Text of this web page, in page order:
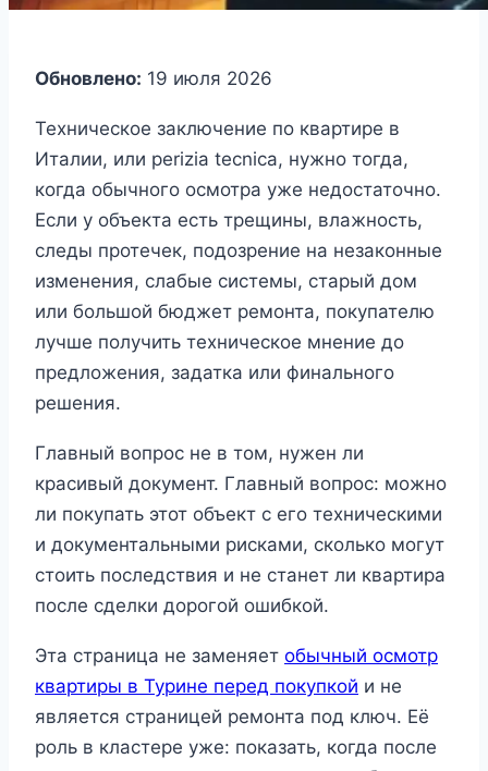
Обновлено: 19 июля 2026
Техническое заключение по квартире в
Италии, или perizia tecnica, нужно тогда,
когда обычного осмотра уже недостаточно.
Если у объекта есть трещины, влажность,
следы протечек, подозрение на незаконные
изменения, слабые системы, старый дом
или большой бюджет ремонта, покупателю
лучше получить техническое мнение до
предложения, задатка или финального
решения.
Главный вопрос не в том, нужен ли
красивый документ. Главный вопрос: можно
ли покупать этот объект с его техническими
и документальными рисками, сколько могут
стоить последствия и не станет ли квартира
после сделки дорогой ошибкой.
Эта страница не заменяет обычный осмотр
квартиры в Турине перед покупкой и не
является страницей ремонта под ключ. Её
роль в кластере уже: показать, когда после